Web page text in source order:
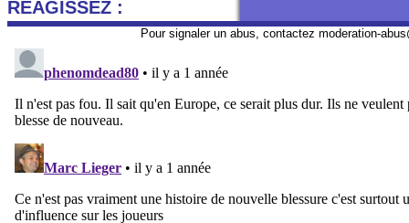
REAGISSEZ :
Pour signaler un abus, contactez moderation-